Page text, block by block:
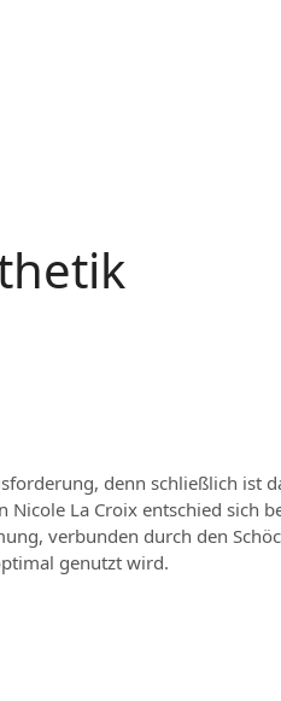
denn schließlich ist
La Croix entschied sich
verbunden durch den
genutzt wird.